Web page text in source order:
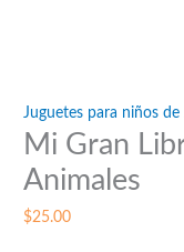
Juguetes para niños
Mi Gran
Animales
$25.00